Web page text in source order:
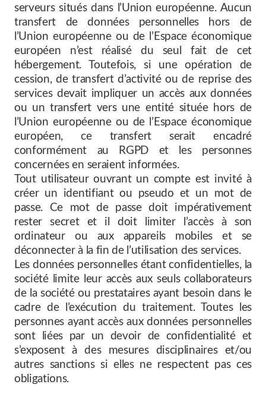
serveurs situés dans l’Union européenne. Aucun
transfert de données personnelles hors de
l’Union européenne ou de l’Espace économique
européen n’est réalisé du seul fait de cet
hébergement. Toutefois, si une opération de
cession, de transfert d’activité ou de reprise des
services devait impliquer un accès aux données
ou un transfert vers une entité située hors de
l’Union européenne ou de l’Espace économique
européen, ce transfert serait encadré
conformément au RGPD et les personnes
concernées en seraient informées.
Tout utilisateur ouvrant un compte est invité à
créer un identifiant ou pseudo et un mot de
passe. Ce mot de passe doit impérativement
rester secret et il doit limiter l’accès à son
ordinateur ou aux appareils mobiles et se
déconnecter à la fin de l’utilisation des services.
Les données personnelles étant confidentielles, la
société limite leur accès aux seuls collaborateurs
de la société ou prestataires ayant besoin dans le
cadre de l’exécution du traitement. Toutes les
personnes ayant accès aux données personnelles
sont liées par un devoir de confidentialité et
s’exposent à des mesures disciplinaires et/ou
autres sanctions si elles ne respectent pas ces
obligations.